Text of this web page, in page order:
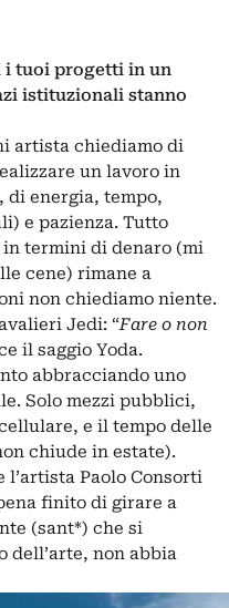
i tuoi progetti in un
istituzionali stanno
artista chiediamo di
un lavoro in
energia, tempo,
e pazienza. Tutto
termini di denaro (mi
cene) rimane a
non chiediamo niente.
Jedi: “Fare o non
il saggio Yoda.
abbracciando uno
Solo mezzi pubblici,
e il tempo delle
chiude in estate).
Paolo Consorti
finito di girare a
(sant*) che si
dell’arte, non abbia